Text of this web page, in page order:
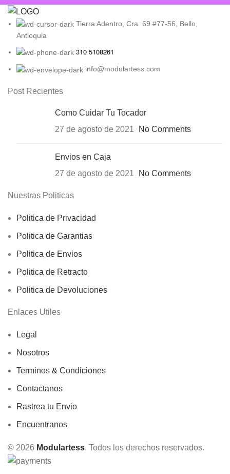
Tierra Adentro, Cra. 69 #77-56, Bello,
Antioquia
310 5108261
info@modulartess.com
Post Recientes
Como Cuidar Tu Tocador
27 de agosto de 2021
No Comments
Envios en Caja
27 de agosto de 2021
No Comments
Nuestras Politicas
Politica de Privacidad
Politica de Garantias
Politica de Envios
Politica de Retracto
Politica de Devoluciones
Enlaces Utiles
Legal
Nosotros
Terminos & Condiciones
Contactanos
Rastrea tu Envio
Encuentranos
© 2026 Modulartess. Todos los derechos reservados.